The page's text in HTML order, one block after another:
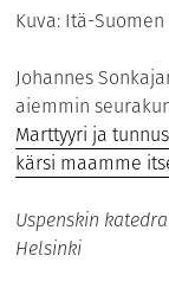
Kuva: Itä-
Johannes
aiemmin
Marttyyri ja
kärsi maamme
Uspenskin
Helsinki